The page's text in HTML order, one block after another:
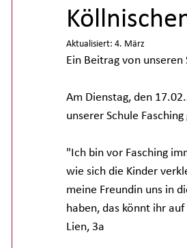
Aktualisiert: 4. März
Ein Beitrag von
Am Dienstag, den
unserer Schule
"Ich bin vor Fasching
wie sich die Kinder
meine Freundin uns in
haben, das könnt ihr
Lien, 3a